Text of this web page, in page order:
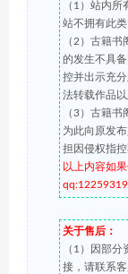
（1）站内
站不拥有此
（2）古籍
的发生不具
控并出示充
法转载作品
（3）古籍
为此向原发
担因侵权指
以上内容如
关于售后：
（1）因部
接，请联系客